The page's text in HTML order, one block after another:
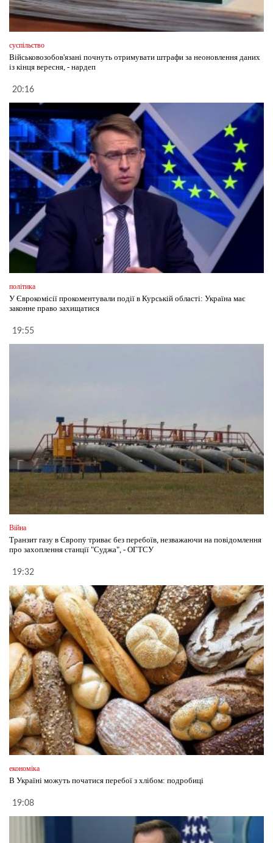
суспільство
Військовозобов'язані почнуть отримувати штрафи за неоновлення даних
із кінця вересня, - нардеп
20:16
політика
У Єврокомісії прокоментували події в Курській області: Україна має
законне право захищатися
19:55
Війна
Транзит газу в Європу триває без перебоїв, незважаючи на повідомлення
про захоплення станції "Суджа", - ОГТСУ
19:32
економіка
В Україні можуть початися перебої з хлібом: подробиці
19:08